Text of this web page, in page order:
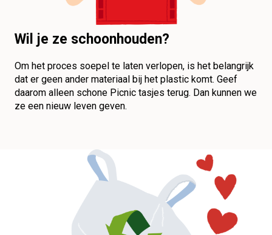
Wil je ze schoonhouden?
Om het proces soepel te laten verlopen, is het belangrijk
dat er geen ander materiaal bij het plastic komt. Geef
daarom alleen schone Picnic tasjes terug. Dan kunnen we
ze een nieuw leven geven.